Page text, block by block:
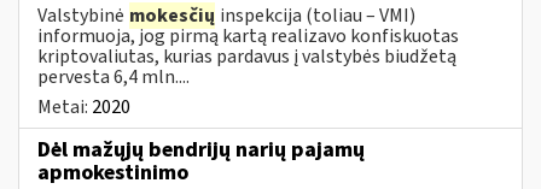
Valstybinė mokesčių inspekcija (toliau – VMI)
informuoja, jog pirmą kartą realizavo konfiskuotas
kriptovaliutas, kurias pardavus į valstybės biudžetą
pervesta 6,4 mln....
Metai: 2020
Dėl mažųjų bendrijų narių pajamų
apmokestinimo